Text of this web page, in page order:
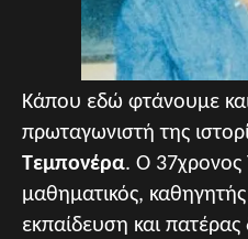
Κάπου εδώ φτάνουμε
πρωταγωνιστή της
Τεμπονέρα. Ο 37χρονος
μαθηματικός,
εκπαίδευση και